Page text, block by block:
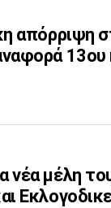
απόρριψη
13ου
νέα μέλη